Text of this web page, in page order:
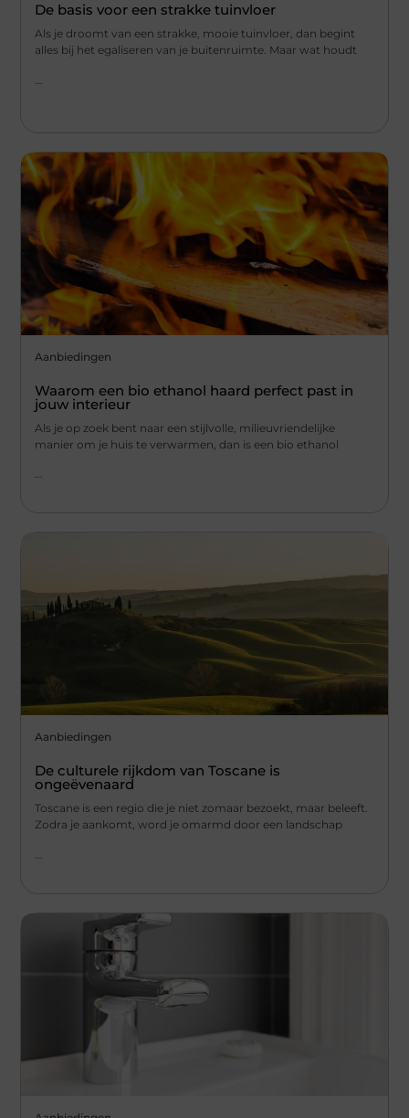
De basis voor een strakke tuinvloer
Als je droomt van een strakke, mooie tuinvloer, dan begint
alles bij het egaliseren van je buitenruimte. Maar wat houdt
Aanbiedingen
Waarom een bio ethanol haard perfect past in
jouw interieur
Als je op zoek bent naar een stijlvolle, milieuvriendelijke
manier om je huis te verwarmen, dan is een bio ethanol
...
Aanbiedingen
De culturele rijkdom van Toscane is
ongeëvenaard
Toscane is een regio die je niet zomaar bezoekt, maar beleeft.
Zodra je aankomt, word je omarmd door een landschap